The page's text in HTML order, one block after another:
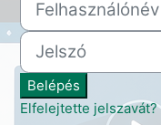
Jelszó
Belépés
Elfelejtette jelszavát?